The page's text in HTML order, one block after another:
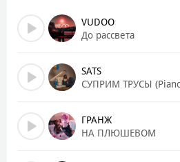
Сучки вокруг, но мне с ними ясно
Я беру только вайб, остальное
Каждый мой шаг – это вайб, вайб,
Если вышел на бит, значит, город
Бармен на баре, и ночь как
Но я в каждом кадре, будто
VUDOO
До рассвета
SATS
СУПРИМ ТРУСЫ
ГРАНЖ
НА ПЛЮШЕВОМ